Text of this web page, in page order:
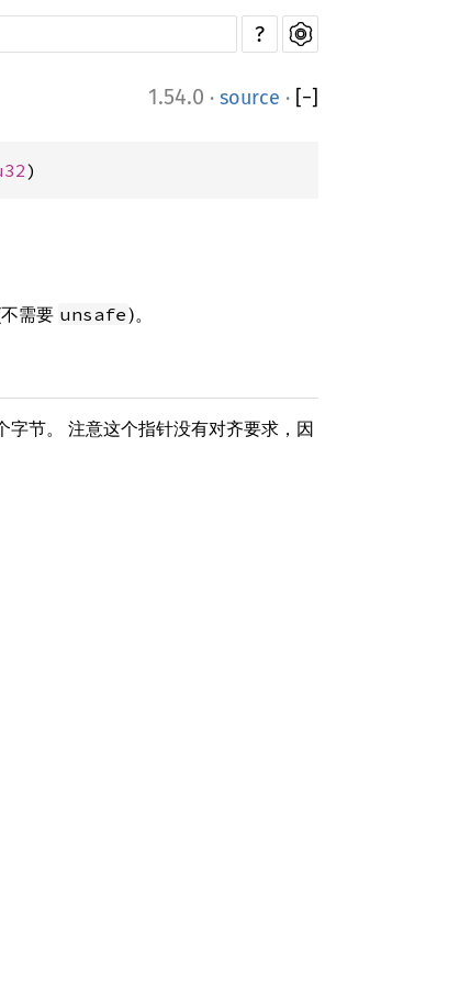
?
1.54.0 · source · [−]
)
需要 unsafe)。
节。 注意这个指针没有对齐要求，因